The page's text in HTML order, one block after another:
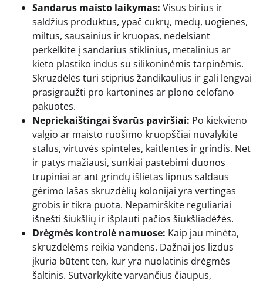
Sandarus maisto laikymas: Visus birius ir
saldžius produktus, ypač cukrų, medų, uogienes,
miltus, sausainius ir kruopas, nedelsiant
perkelkite į sandarius stiklinius, metalinius ar
kieto plastiko indus su silikoninėmis tarpinėmis.
Skruzdėlės turi stiprius žandikaulius ir gali lengvai
prasigraužti pro kartonines ar plono celofano
pakuotes.
Nepriekaištingai švarūs paviršiai: Po kiekvieno
valgio ar maisto ruošimo kruopščiai nuvalykite
stalus, virtuvės spinteles, kaitlentes ir grindis. Net
ir patys mažiausi, sunkiai pastebimi duonos
trupiniai ar ant grindų išlietas lipnus saldaus
gėrimo lašas skruzdėlių kolonijai yra vertingas
grobis ir tikra puota. Nepamirškite reguliariai
išnešti šiukšlių ir išplauti pačios šiukšliadėžės.
Drėgmės kontrolė namuose: Kaip jau minėta,
skruzdėlėms reikia vandens. Dažnai jos lizdus
įkuria būtent ten, kur yra nuolatinis drėgmės
šaltinis. Sutvarkykite varvančius čiaupus,